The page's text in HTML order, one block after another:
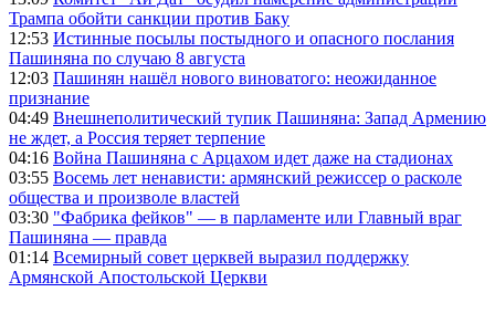
Трампа обойти санкции против Баку
12:53 Истинные посылы постыдного и опасного послания
Пашиняна по случаю 8 августа
12:03 Пашинян нашёл нового виноватого: неожиданное
признание
04:49 Внешнеполитический тупик Пашиняна: Запад Армению
не ждет, а Россия теряет терпение
04:16 Война Пашиняна с Арцахом идет даже на стадионах
03:55 Восемь лет ненависти: армянский режиссер о расколе
общества и произволе властей
03:30 "Фабрика фейков" — в парламенте или Главный враг
Пашиняна — правда
01:14 Всемирный совет церквей выразил поддержку
Армянской Апостольской Церкви